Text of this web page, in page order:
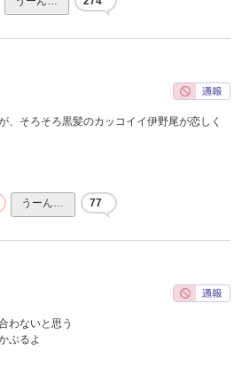
、そろそろ黒髪のカッコイイ伊野尾が恋しく
うーん… 77
わないと思う
ぶるよ